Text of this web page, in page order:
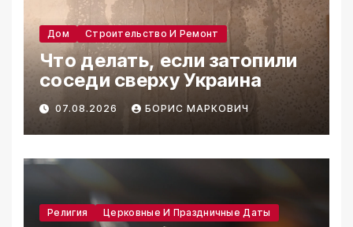
Дом Строительство И Ремонт
Что делать, если затопили
соседи сверху Украина
07.08.2026 БОРИС МАРКОВИЧ
Религия Церковные И Праздничные Даты